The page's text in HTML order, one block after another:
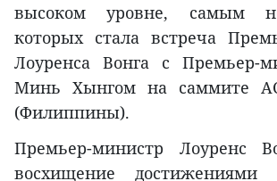
высоком уровне, самым
которых стала встреча
Лоуренса Вонга с Премьер-
Минь Хынгом на саммите
(Филиппины).
Премьер-министр Лоуренс
восхищение